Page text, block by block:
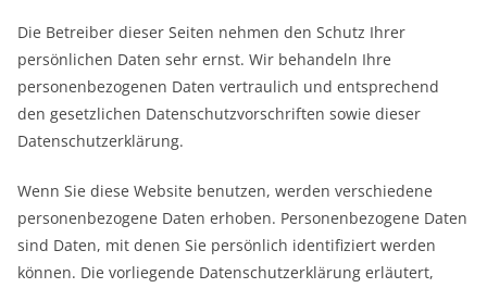
Die Betreiber dieser Seiten nehmen den Schutz Ihrer
persönlichen Daten sehr ernst. Wir behandeln Ihre
personenbezogenen Daten vertraulich und entsprechend
den gesetzlichen Datenschutzvorschriften sowie dieser
Datenschutzerklärung.
Wenn Sie diese Website benutzen, werden verschiedene
personenbezogene Daten erhoben. Personenbezogene Daten
sind Daten, mit denen Sie persönlich identifiziert werden
können. Die vorliegende Datenschutzerklärung erläutert,